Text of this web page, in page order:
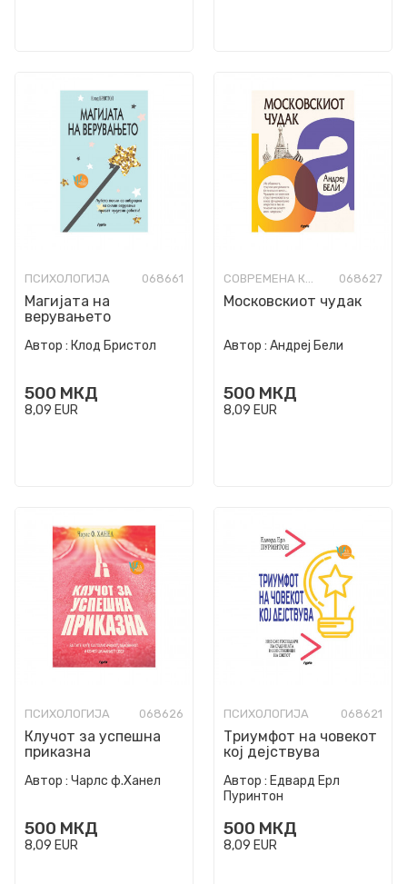
ПСИХОЛОГИЈА 068661
Магијата на
верувањето
Автор : Клод Бристол
500 МКД
8,09 EUR
СОВРЕМЕНА КНИЖЕВНОСТ 068627
Московскиот чудак
Автор : Андреј Бели
500 МКД
8,09 EUR
ПСИХОЛОГИЈА 068626
Клучот за успешна
приказна
Автор : Чарлс ф.Ханел
500 МКД
8,09 EUR
ПСИХОЛОГИЈА 068621
Триумфот на човекот
кој дејствува
Автор : Едвард Ерл
Пуринтон
500 МКД
8,09 EUR